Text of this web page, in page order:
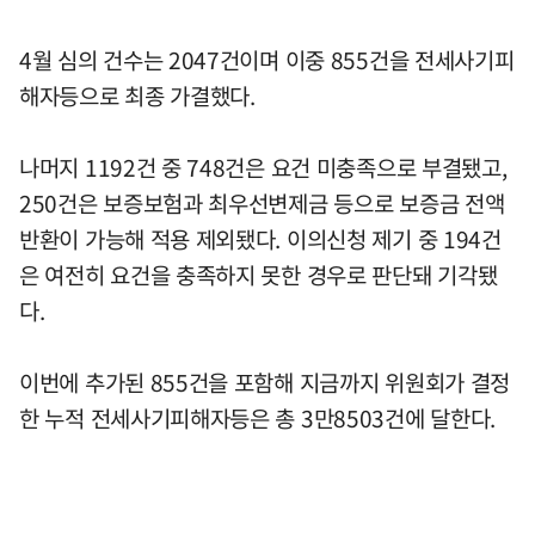
4월 심의 건수는 2047건이며 이중 855건을 전세사기피
해자등으로 최종 가결했다.
나머지 1192건 중 748건은 요건 미충족으로 부결됐고,
250건은 보증보험과 최우선변제금 등으로 보증금 전액
반환이 가능해 적용 제외됐다. 이의신청 제기 중 194건
은 여전히 요건을 충족하지 못한 경우로 판단돼 기각됐
다.
이번에 추가된 855건을 포함해 지금까지 위원회가 결정
한 누적 전세사기피해자등은 총 3만8503건에 달한다.